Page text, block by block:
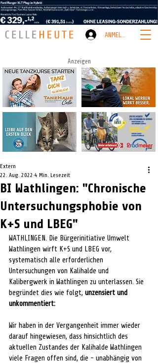
ANMELDEN
Anzeigen
BI Wathlingen: "Chronische
Untersuchungsphobie von
K+S und LBEG"
Extern
22. Aug. 2022 4 Min. Lesezeit
WATHLINGEN. Die Bürgerinitiative Umwelt
Wathlingen wirft K+S und LBEG vor,
systematisch alle erforderlichen
Untersuchungen von Kalihalde und
Kalibergwerk in Wathlingen zu unterlassen. Sie
begründet dies wie folgt, unzensiert und
unkommentiert:
Wir haben in der Vergangenheit immer wieder
darauf hingewiesen, dass hinsichtlich des
aktuellen Zustandes der Kalihalde Wathlingen
viele Fragen offen sind, die - unabhängig von